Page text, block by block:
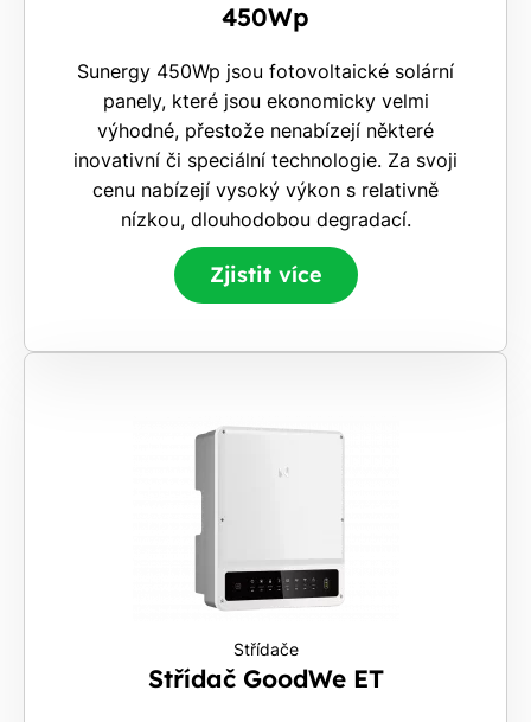
450Wp
Sunergy 450Wp jsou fotovoltaické solární
panely, které jsou ekonomicky velmi
výhodné, přestože nenabízejí některé
inovativní či speciální technologie. Za svoji
cenu nabízejí vysoký výkon s relativně
nízkou, dlouhodobou degradací.
Zjistit více
Střídače
Střídač GoodWe ET